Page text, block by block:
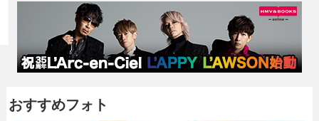
おすすめフォト